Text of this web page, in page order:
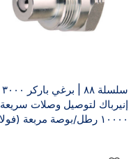
سلسلة ٨٨ | برغي باركر ٣٠٠٠
إنيرباك لتوصيل وصلات سريعة
١٠٠٠٠ رطل/بوصة مربعة (فولاذ)